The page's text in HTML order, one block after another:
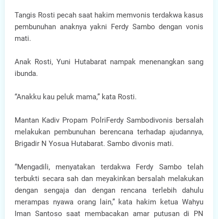
Tangis Rosti pecah saat hakim memvonis terdakwa kasus
pembunuhan anaknya yakni Ferdy Sambo dengan vonis
mati.
Anak Rosti, Yuni Hutabarat nampak menenangkan sang
ibunda.
“Anakku kau peluk mama,” kata Rosti.
Mantan Kadiv Propam PolriFerdy Sambodivonis bersalah
melakukan pembunuhan berencana terhadap ajudannya,
Brigadir N Yosua Hutabarat. Sambo divonis mati.
“Mengadili, menyatakan terdakwa Ferdy Sambo telah
terbukti secara sah dan meyakinkan bersalah melakukan
dengan sengaja dan dengan rencana terlebih dahulu
merampas nyawa orang lain,” kata hakim ketua Wahyu
Iman Santoso saat membacakan amar putusan di PN